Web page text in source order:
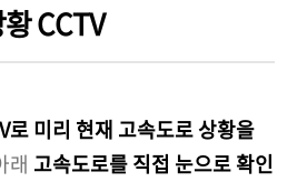
CCTV
로 미리 현재 고속도로 상황을
래 고속도로를 직접 눈으로 확인